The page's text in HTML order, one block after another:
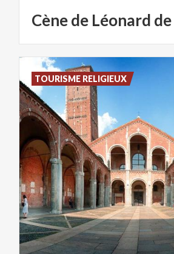
Cènede Léonard de
TOURISME RELIGIEUX